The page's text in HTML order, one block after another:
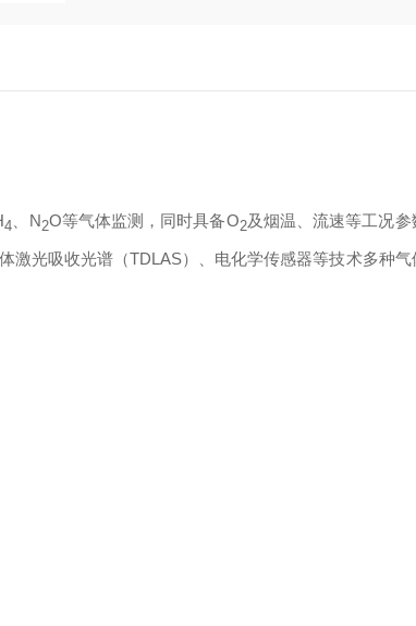
4 、N2O等气体监测，同时具备O2及烟温、流速等工况参
光吸收光谱（TDLAS）、电化学传感器等技术多种